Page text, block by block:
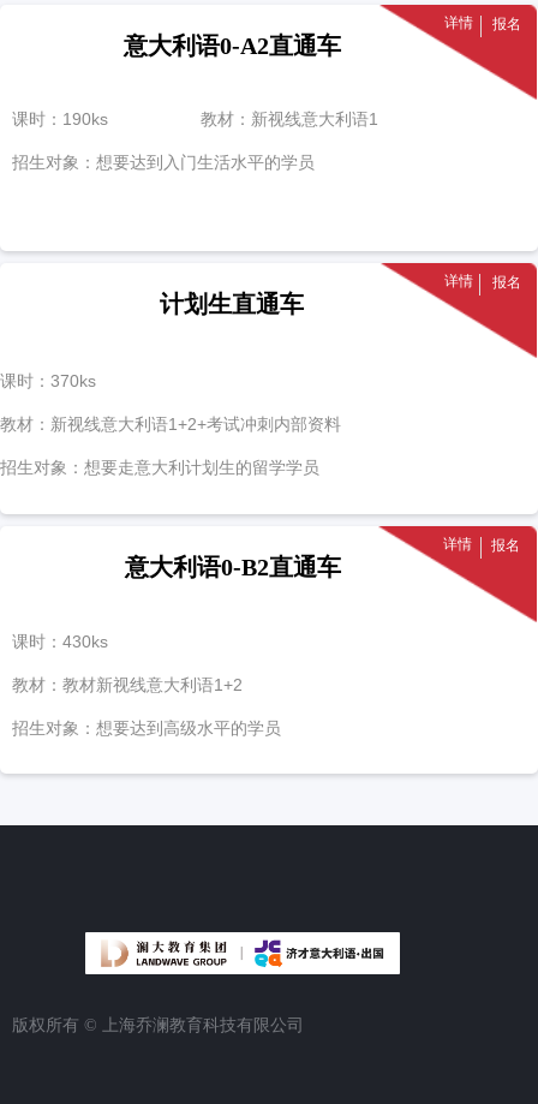
详情 报名
计划生直通车
课时：370ks
教材：新视线意大利语1+2+考试冲刺内部资料
招生对象：想要走意大利计划生的留学学员
报名
详情
意大利语0-B2直通车
课时：430ks
教材：教材新视线意大利语1+2
招生对象：想要达到高级水平的学员
课时：190ks
招生对象：想要达到入门生活水平的学员
意大利语0-A2直通车
教材：新视线意大利语1
详情 报名
版权所有 © 上海乔澜教育科技有限公司